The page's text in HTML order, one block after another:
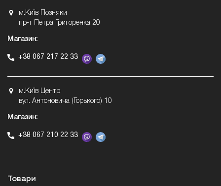
м.Київ Позняки
пр-т Петра Григоренка 20
Магазин:
+38 067 217 22 33
м.Київ Центр
вул. Антоновича (Горького) 10
Магазин:
+38 067 210 22 33
Товари